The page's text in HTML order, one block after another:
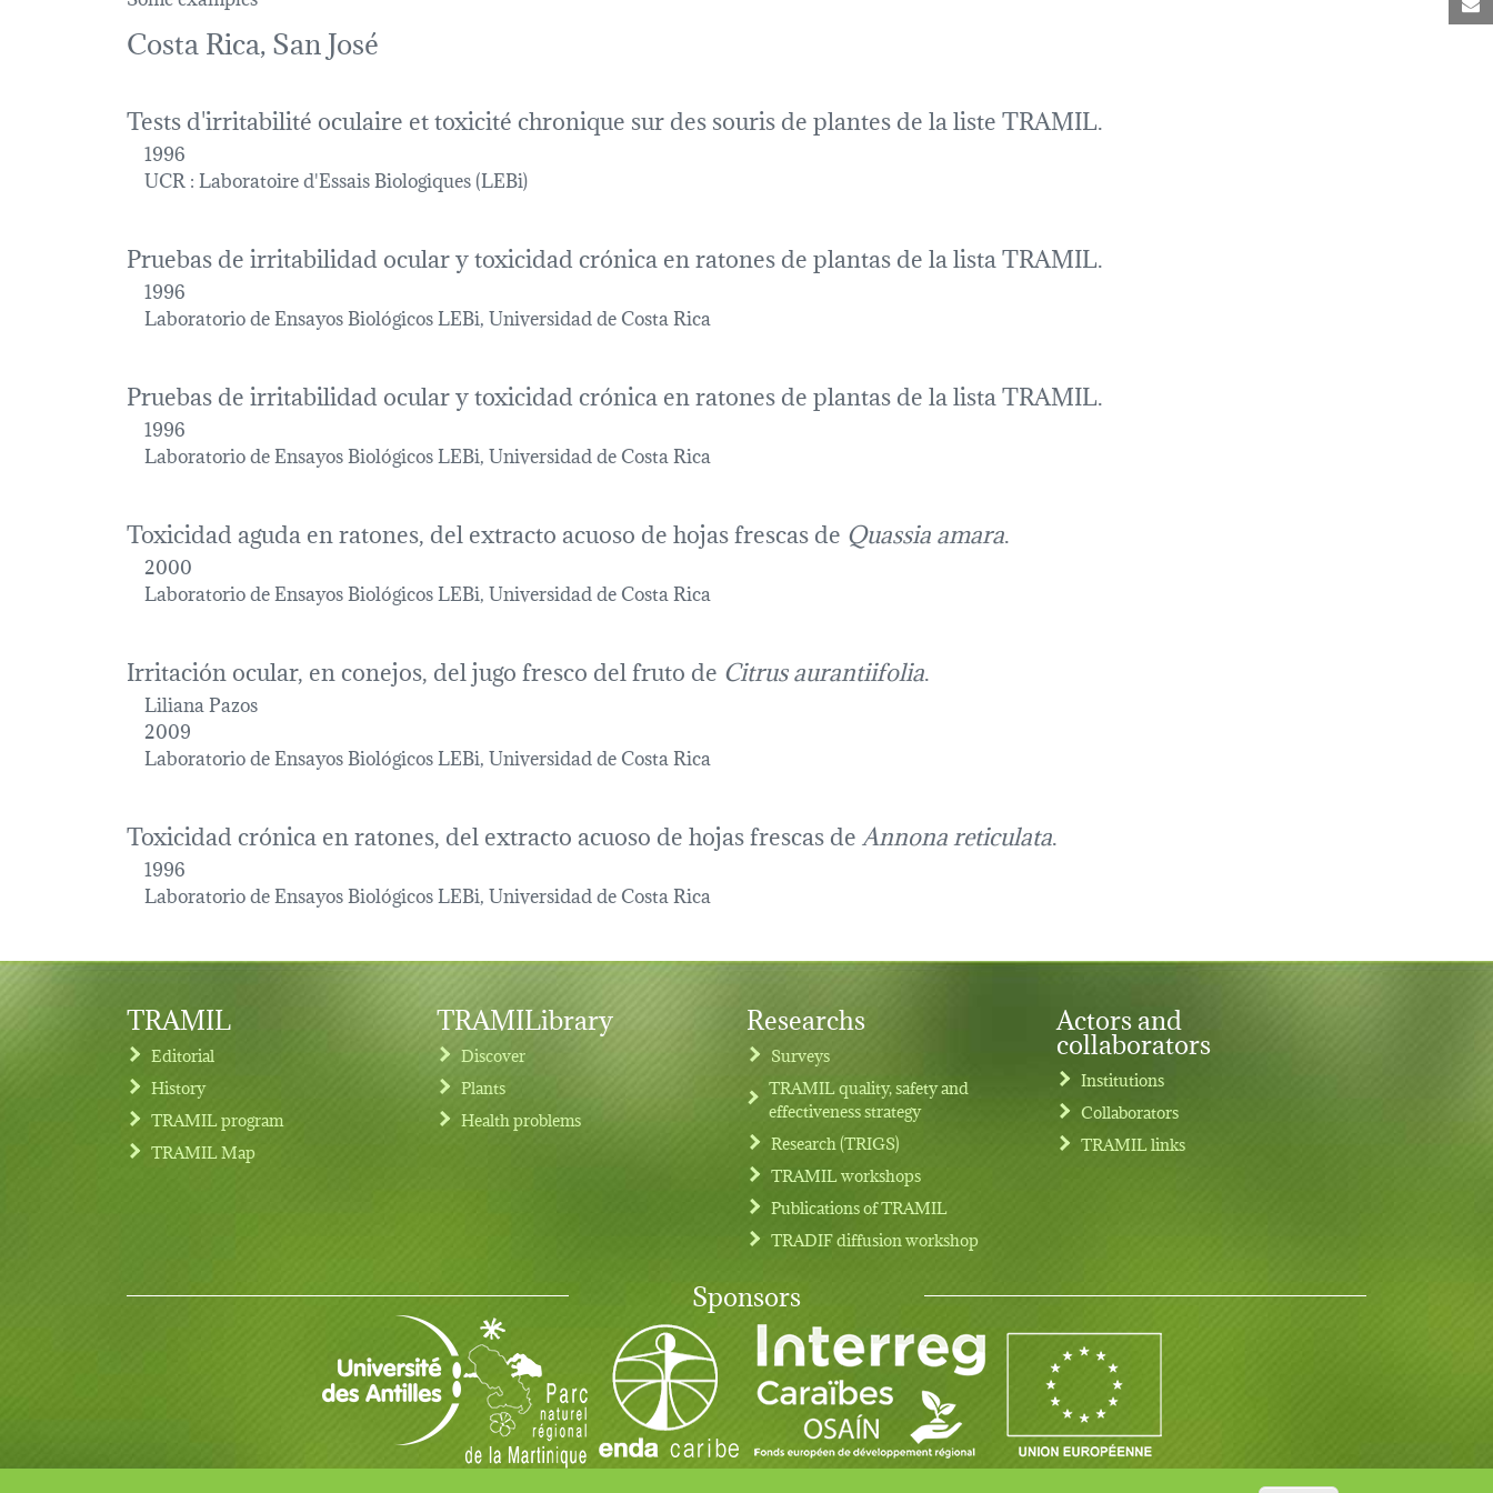
Costa Rica, San José
Tests d'irritabilité oculaire et toxicité chronique sur des souris de plantes de la liste TRAMIL.
1996
UCR : Laboratoire d'Essais Biologiques (LEBi)
Pruebas de irritabilidad ocular y toxicidad crónica en ratones de plantas de la lista TRAMIL.
1996
Laboratorio de Ensayos Biológicos LEBi, Universidad de Costa Rica
Pruebas de irritabilidad ocular y toxicidad crónica en ratones de plantas de la lista TRAMIL.
1996
Laboratorio de Ensayos Biológicos LEBi, Universidad de Costa Rica
Toxicidad aguda en ratones, del extracto acuoso de hojas frescas de Quassia amara
2000
Laboratorio de Ensayos Biológicos LEBi, Universidad de Costa Rica
Irritación ocular, en conejos, del jugo fresco del fruto de Citrus aurantiifolia
Liliana Pazos
2009
Laboratorio de Ensayos Biológicos LEBi, Universidad de Costa Rica
Toxicidad crónica en ratones, del extracto acuoso de hojas frescas de Annona reticulata
1996
Laboratorio de Ensayos Biológicos LEBi, Universidad de Costa Rica
Footer menu
TRAMIL
Editorial
History
TRAMIL program
TRAMIL Map
TRAMILibrary
Discover
Plants
Health problems
Researchs
Surveys
TRAMIL quality, safety and
effectiveness strategy
Research (TRIGS)
TRAMIL workshops
Publications of TRAMIL
TRADIF diffusion workshop
Actors and
collaborators
Institutions
Collaborators
TRAMIL links
Sponsors